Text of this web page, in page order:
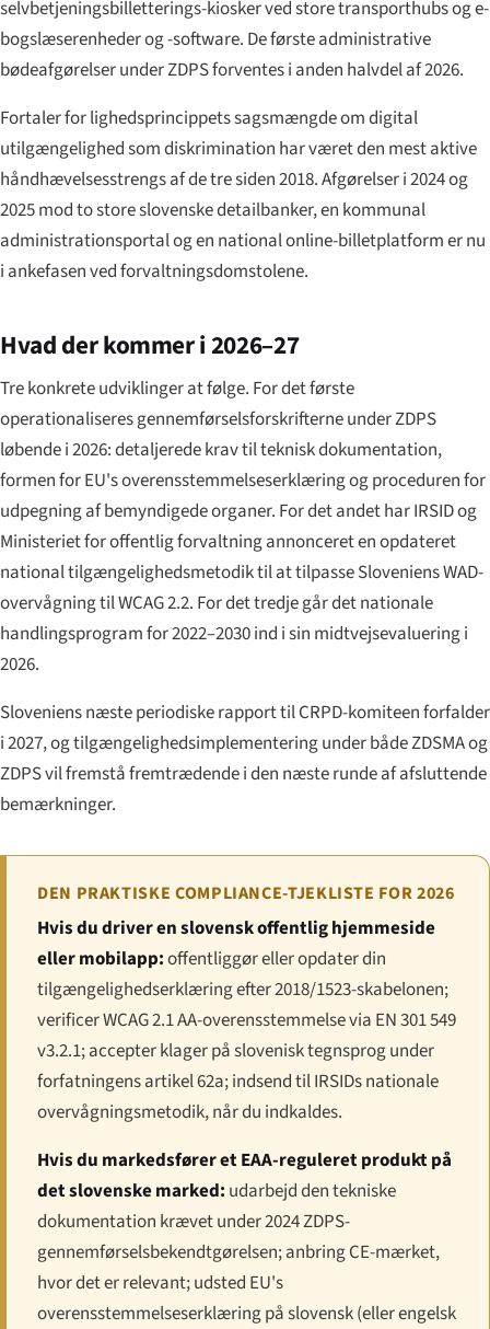
selvbetjeningsbilletterings-kiosker ved store transporthubs og e-
bogslæserenheder og -software. De første administrative
bødeafgørelser under ZDPS forventes i anden halvdel af 2026.
Fortaler for lighedsprincippets sagsmængde om digital
utilgængelighed som diskrimination har været den mest aktive
håndhævelsesstrengs af de tre siden 2018. Afgørelser i 2024 og
2025 mod to store slovenske detailbanker, en kommunal
administrationsportal og en national online-billetplatform er nu
i ankefasen ved forvaltningsdomstolene.
Hvad der kommer i 2026–27
Tre konkrete udviklinger at følge. For det første
operationaliseres gennemførselsforskrifterne under ZDPS
løbende i 2026: detaljerede krav til teknisk dokumentation,
formen for EU's overensstemmelseserklæring og proceduren for
udpegning af bemyndigede organer. For det andet har IRSID og
Ministeriet for offentlig forvaltning annonceret en opdateret
national tilgængelighedsmetodik til at tilpasse Sloveniens WAD-
overvågning til WCAG 2.2. For det tredje går det nationale
handlingsprogram for 2022–2030 ind i sin midtvejsevaluering i
2026.
Sloveniens næste periodiske rapport til CRPD-komiteen forfalder
i 2027, og tilgængelighedsimplementering under både ZDSMA og
ZDPS vil fremstå fremtrædende i den næste runde af afsluttende
bemærkninger.
DEN PRAKTISKE COMPLIANCE-TJEKLISTE FOR 2026
Hvis du driver en slovensk offentlig hjemmeside
eller mobilapp:offentliggør eller opdater din
tilgængelighedserklæring efter 2018/1523-skabelonen;
verificer WCAG 2.1 AA-overensstemmelse via EN 301 549
v3.2.1; accepter klager på slovenisk tegnsprog under
forfatningens artikel 62a; indsend til IRSIDs nationale
overvågningsmetodik, når du indkaldes.
Hvis du markedsfører et EAA-reguleret produkt på
det slovenske marked: udarbejd den tekniske
dokumentation krævet under 2024 ZDPS-
gennemførselsbekendtgørelsen; anbring CE-mærket,
hvor det er relevant; udsted EU's
overensstemmelseserklæring på slovensk (eller engelsk